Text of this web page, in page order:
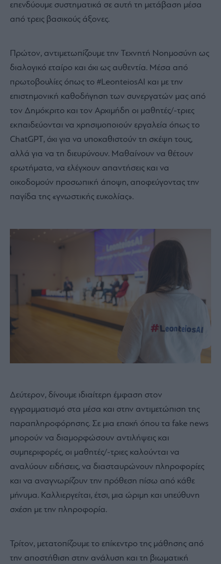
επενδύουμε συστηματικά σε αυτή τη μετάβαση μέσα
από τρεις βασικούς άξονες.
Πρώτον, αντιμετωπίζουμε την Τεχνητή Νοημοσύνη ως
διαλογικό εταίρο και όχι ως αυθεντία. Μέσα από
πρωτοβουλίες όπως το #LeonteiosAI και με την
επιστημονική καθοδήγηση των συνεργατών μας από
τον Δημόκριτο και τον Αρχιμήδη οι μαθητές/-τριες
εκπαιδεύονται να χρησιμοποιούν εργαλεία όπως το
ChatGPT, όχι για να υποκαθιστούν τη σκέψη τους,
αλλά για να τη διευρύνουν. Μαθαίνουν να θέτουν
ερωτήματα, να ελέγχουν απαντήσεις και να
οικοδομούν προσωπική άποψη, αποφεύγοντας την
παγίδα της «γνωστικής ευκολίας».
Δεύτερον, δίνουμε ιδιαίτερη έμφαση στον
εγγραμματισμό στα μέσα και στην αντιμετώπιση της
παραπληροφόρησης. Σε μια εποχή όπου τα fake news
μπορούν να διαμορφώσουν αντιλήψεις και
συμπεριφορές, οι μαθητές/-τριες καλούνται να
αναλύουν ειδήσεις, να διασταυρώνουν πληροφορίες
και να αναγνωρίζουν την πρόθεση πίσω από κάθε
μήνυμα. Καλλιεργείται, έτσι, μια ώριμη και υπεύθυνη
σχέση με την πληροφορία.
Τρίτον, μετατοπίζουμε το επίκεντρο της μάθησης από
την αποστήθιση στην ανάλυση και τη βιωματική